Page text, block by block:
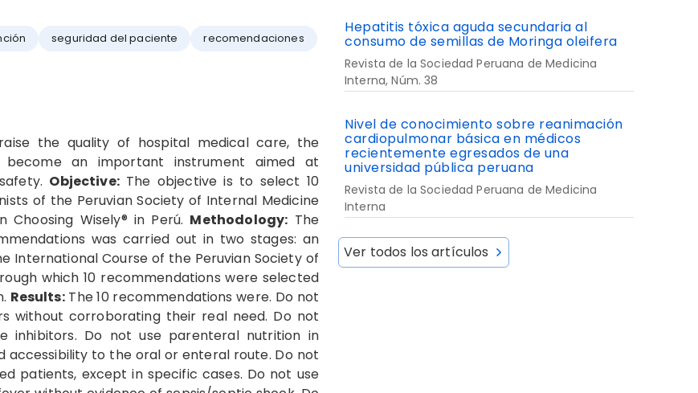
seguridad del paciente
recomendaciones
the quality of hospital medical care, the
become an important instrument aimed at
Objective:The objective is to select 10
of the Peruvian Society of Internal Medicine
Wisely® in Perú. Methodology: The
was carried out in two stages: an
International Course of the Peruvian Society of
which 10 recommendations were selected
Results:The 10 recommendations were. Do not
without corroborating their real need. Do not
inhibitors. Do not use parenteral nutrition in
accessibility to the oral or enteral route. Do not
patients, except in specific cases. Do not use
Hepatitis tóxica aguda secundaria al
consumo de semillas de Moringa oleifera
Revista de la Sociedad Peruana de Medicina
Interna, Núm. 38
Nivel de conocimiento sobre reanimación
cardiopulmonar básica en médicos
recientemente egresados de una
universidad pública peruana
Revista de la Sociedad Peruana de Medicina
Interna
Ver todos los artículos